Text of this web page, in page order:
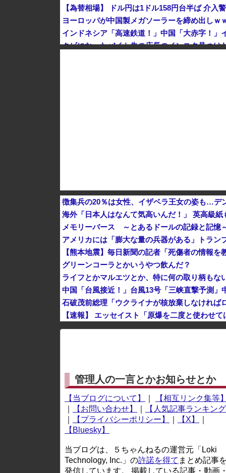
【為替相場】 ドル円は1ドル158円台半ば 介入
ヨーロッパが中国製メガソーラーを締め出しｗ
クビになったバイト先の店長のインスタ見つけ
徴集兵の20％は女性、イザベラ王女の姿も…デ
海外「日本人はなんて気高いんだ！」 英高級
メモリーバース ～とあるドールの記録と記
アメリカには「膨大な量の兵器がある」トラン
【熊本地震】毎日新聞の記者「死傷者の情報
グリーンコーラとかいうやつ飲んだ？
ライフとかマルエツとか、特に何の取り柄も
石破茂前総理「ウクライナが核放棄しなければ
【速報】 エッセイスト「原爆を二度と使わせ
管理人の一言とかお知らせとか
【当ブログについて】
【相互リンク集等】
【お問い合わせ】
【人気記事ランキング
【プライバシーポリシー】 【X】
【Bluesky】
当ブログは、５ちゃんねるの運営元「Loki
Technology, Inc.」の許諾を得て まとめ記事を
発信しています。 掲載している記事・動画・